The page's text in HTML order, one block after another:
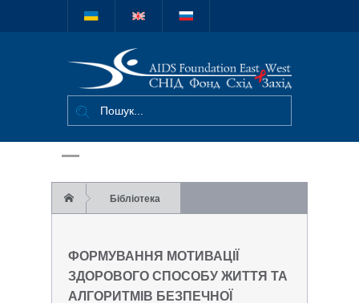
Міжнародний
благодійний
фонд "СНІД
Захід"
Бібліотека
Формування мотивації здорового способу
життя та алгоритмів безпечної поведінки у
ФОРМУВАННЯ МОТИВАЦІЇ
ЗДОРОВОГО СПОСОБУ ЖИТТЯ ТА
АЛГОРИТМІВ БЕЗПЕЧНОЇ